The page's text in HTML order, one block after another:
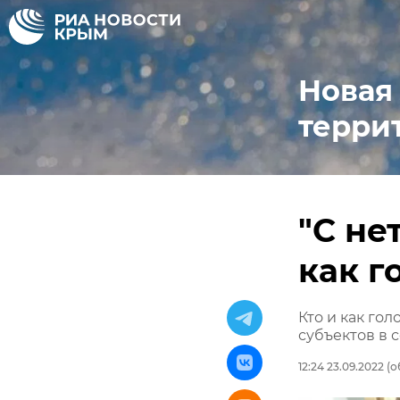
"С
как
Кто и как
субъектов в
12:24 23.09.2022